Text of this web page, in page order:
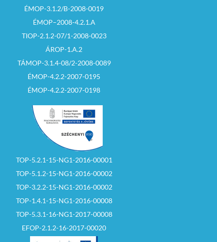
ÉMOP-3.1.2/B-2008-0019
ÉMOP–2008-4.2.1.A
TIOP-2.1.2-07/1-2008-0023
ÁROP-1.A.2
TÁMOP-3.1.4-08/2-2008-0089
ÉMOP-4.2.2-2007-0195
ÉMOP-4.2.2-2007-0198
TOP-5.2.1-15-NG1-2016-00001
TOP-5.1.2-15-NG1-2016-00002
TOP-3.2.2-15-NG1-2016-00002
TOP-1.4.1-15-NG1-2016-00008
TOP-5.3.1-16-NG1-2017-00008
EFOP-2.1.2-16-2017-00020